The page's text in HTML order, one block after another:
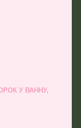
У ВАННУ,